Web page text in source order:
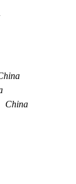
China